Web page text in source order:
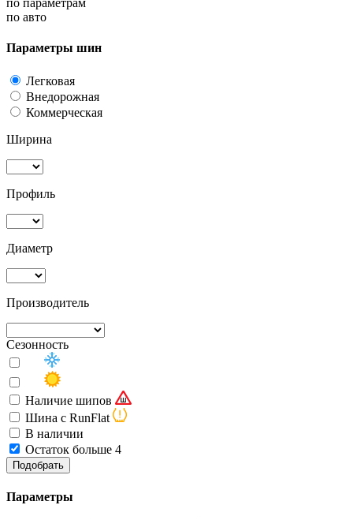
по параметрам
по авто
Параметры шин
Легковая
Внедорожная
Коммерческая
Ширина
Профиль
Диаметр
Производитель
Сезонность
Наличие шипов
Шина с RunFlat
В наличии
Остаток больше 4
Подобрать
Параметры